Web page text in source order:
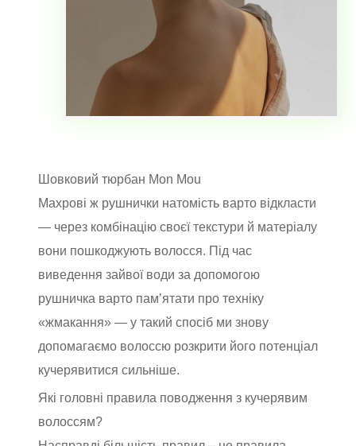
Шовковий тюрбан Mon Mou
Махрові ж рушнички натомість варто відкласти
— через комбінацію своєї текстури й матеріалу
вони пошкоджують волосся. Під час
виведення зайвої води за допомогою
рушничка варто пам’ятати про техніку
«жмакання» — у такий спосіб ми знову
допомагаємо волоссю розкрити його потенціал
кучерявитися сильніше.
Які головні правила поводження з кучерявим
волоссям?